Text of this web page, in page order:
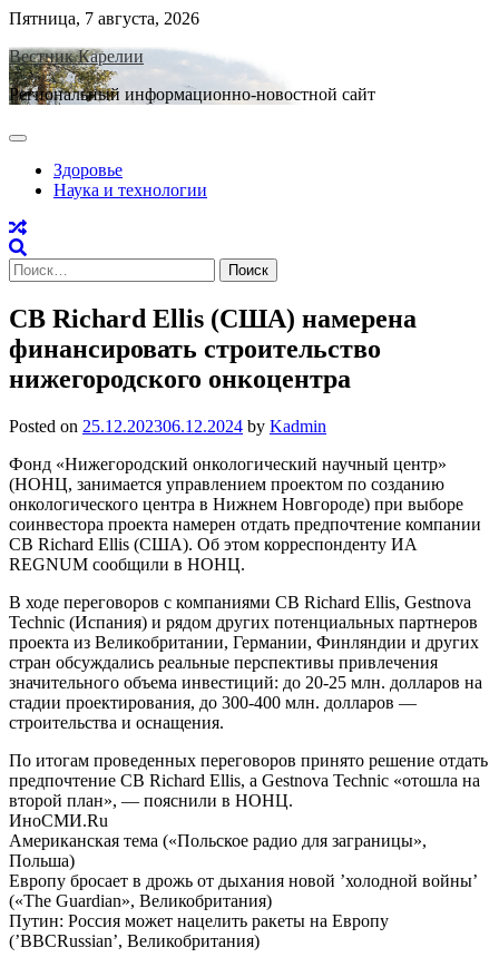
Skip
content
Пятница, 7 августа, 2026
Вестник Карелии
Региональный информационно-новостной сайт
Здоровье
Наука и технологии
Найти:
CB Richard Ellis (США) намерена
финансировать строительство
нижегородского онкоцентра
Posted on 25.12.202306.12.2024 by Kadmin
Фонд «Нижегородский онкологический научный центр»
(НОНЦ, занимается управлением проектом по созданию
онкологического центра в Нижнем Новгороде) при выборе
соинвестора проекта намерен отдать предпочтение компании
CB Richard Ellis (США). Об этом корреспонденту ИА
REGNUM сообщили в НОНЦ.
В ходе переговоров с компаниями CB Richard Ellis, Gestnova
Technic (Испания) и рядом других потенциальных партнеров
проекта из Великобритании, Германии, Финляндии и других
стран обсуждались реальные перспективы привлечения
значительного объема инвестиций: до 20-25 млн. долларов на
стадии проектирования, до 300-400 млн. долларов —
строительства и оснащения.
По итогам проведенных переговоров принято решение отдать
предпочтение CB Richard Ellis, а Gestnova Technic «отошла на
второй план», — пояснили в НОНЦ.
ИноСМИ.Ru
Американская тема («Польское радио для заграницы»,
Польша)
Европу бросает в дрожь от дыхания новой ’холодной войны’
(«The Guardian», Великобритания)
Путин: Россия может нацелить ракеты на Европу
(’BBCRussian’, Великобритания)